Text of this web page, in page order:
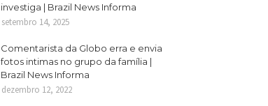
investiga | Brazil News Informa
setembro 14, 2025
Comentarista da Globo erra e envia
fotos intimas no grupo da família |
Brazil News Informa
dezembro 12, 2022